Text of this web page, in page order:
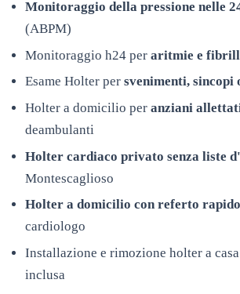
Monitoraggio della pressione nelle
(ABPM)
Monitoraggio h24 per aritmie e
Esame Holter per svenimenti, sincopi
Holter a domicilio per anziani
deambulanti
Holter cardiaco privato senza liste
Montescaglioso
Holter a domicilio con referto rapido
cardiologo
Installazione e rimozione holter a
inclusa